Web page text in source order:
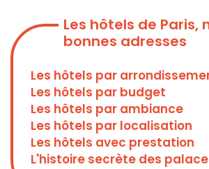
Les hôtels de Paris,
bonnes adresses
Les hôtels par
Les hôtels par budget
Les hôtels par ambiance
Les hôtels par localisation
Les hôtels avec prestation
L'histoire secrète des